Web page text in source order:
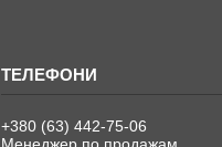
+380 (63) 442-75-06